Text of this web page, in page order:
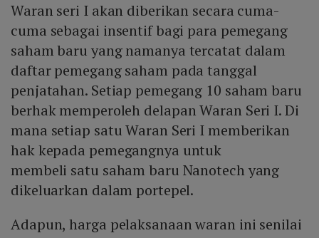
Waran seri I akan diberikan secara cuma-
cuma sebagai insentif bagi para pemegang
saham baru yang namanya tercatat dalam
daftar pemegang saham pada tanggal
penjatahan. Setiap pemegang 10 saham baru
berhak memperoleh delapan Waran Seri I. Di
mana setiap satu Waran Seri I memberikan
hak kepada pemegangnya untuk
membeli satu saham baru Nanotech yang
dikeluarkan dalam portepel.
Adapun, harga pelaksanaan waran ini senilai